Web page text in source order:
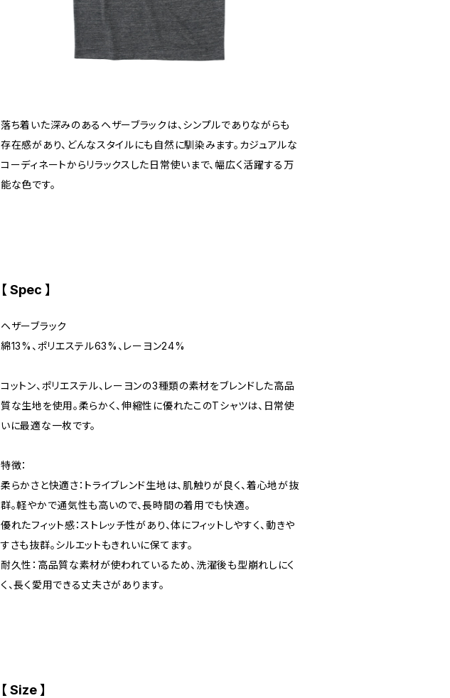
落ち着いた深みのあるヘザーブラックは、シンプルでありながらも
存在感があり、どんなスタイルにも自然に馴染みます。カジュアルな
コーディネートからリラックスした日常使いまで、幅広く活躍する万
能な色です。
【 Spec 】
ヘザーブラック
綿13%、ポリエステル63%、レーヨン24%
コットン、ポリエステル、レーヨンの3種類の素材をブレンドした高品
質な生地を使用。柔らかく、伸縮性に優れたこのTシャツは、日常使
いに最適な一枚です。
特徴：
柔らかさと快適さ：トライブレンド生地は、肌触りが良く、着心地が抜
群。軽やかで通気性も高いので、長時間の着用でも快適。
優れたフィット感：ストレッチ性があり、体にフィットしやすく、動きや
すさも抜群。シルエットもきれいに保てます。
耐久性：高品質な素材が使われているため、洗濯後も型崩れしにく
く、長く愛用できる丈夫さがあります。
【 Size 】